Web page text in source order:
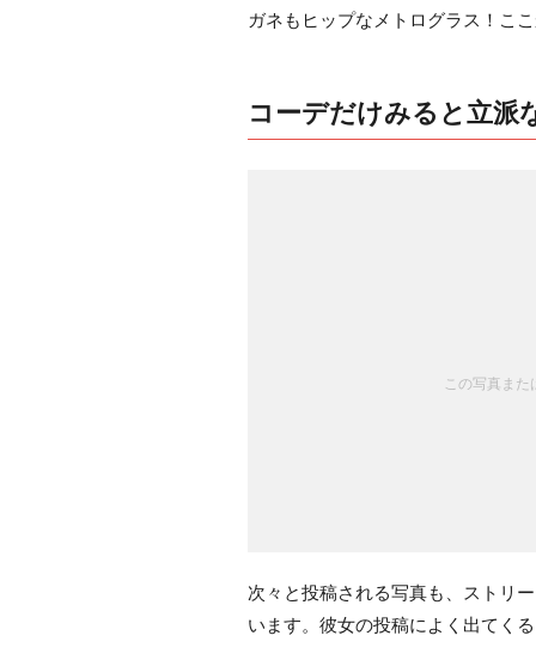
ガネもヒップなメトログラス！こ
コーデだけみると立派
この写真ま
次々と投稿される写真も、ストリ
います。彼女の投稿によく出てく